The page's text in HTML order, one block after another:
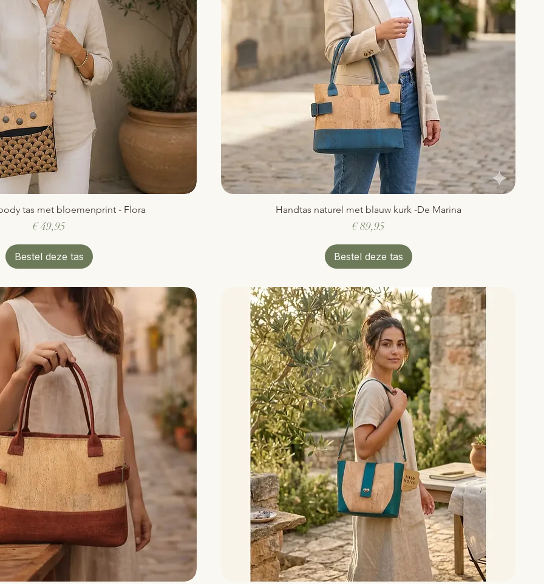
Snel overzicht
tas met bloemenprint - Flora
Prijs
€ 49,95
Bestel deze tas
Snel overzicht
Handtas naturel met blauw kurk -De Marina
Prijs
€ 89,95
Bestel deze tas